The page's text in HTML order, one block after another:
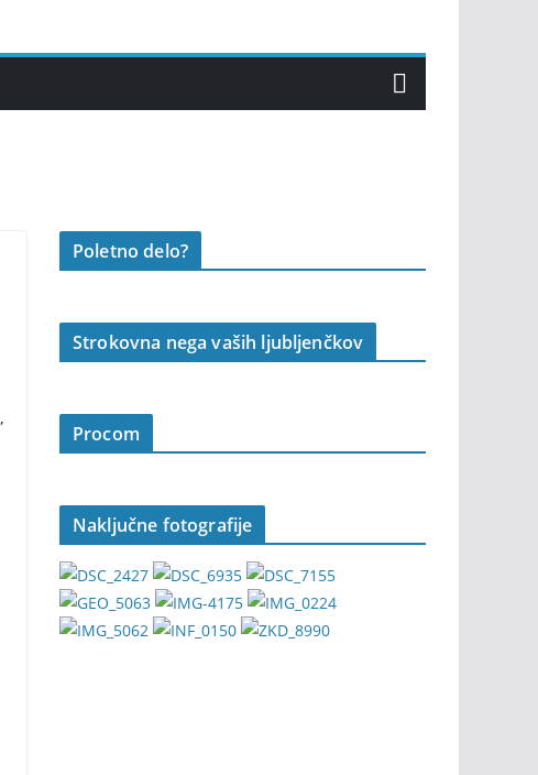
Poletno delo?
Strokovna nega vaših ljubljenčkov
Procom
Naključne fotografije